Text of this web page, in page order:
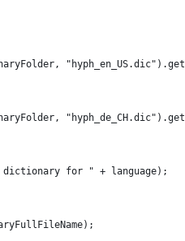
for " + language);